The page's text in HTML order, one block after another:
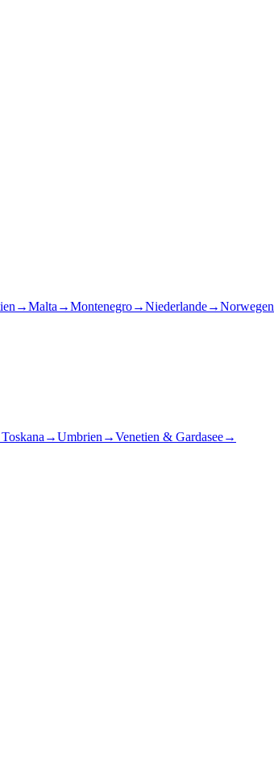
→Malta →Montenegro→Niederlande→Norwegen
Toskana →Umbrien →Venetien & Gardasee→